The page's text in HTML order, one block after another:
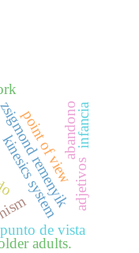
remenyik
punto de vista
point of view
adults.
kinesics system adjetivos
abandonoinfancia